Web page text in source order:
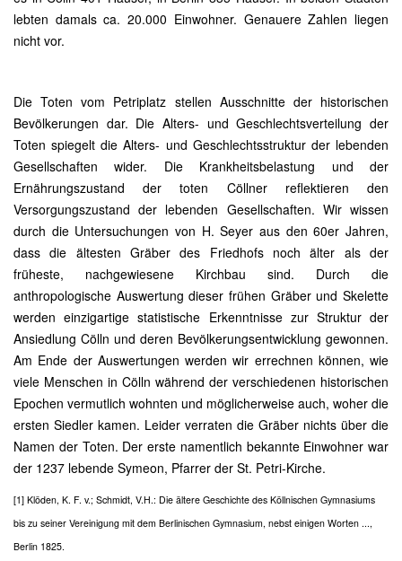
lebten damals ca. 20.000 Einwohner. Genauere Zahlen liegen
nicht vor.
Die Toten vom Petriplatz stellen Ausschnitte der historischen
Bevölkerungen dar. Die Alters- und Geschlechtsverteilung der
Toten spiegelt die Alters- und Geschlechtsstruktur der lebenden
Gesellschaften wider. Die Krankheitsbelastung und der
Ernährungszustand der toten Cöllner reflektieren den
Versorgungszustand der lebenden Gesellschaften. Wir wissen
durch die Untersuchungen von H. Seyer aus den 60er Jahren,
dass die ältesten Gräber des Friedhofs noch älter als der
früheste, nachgewiesene Kirchbau sind. Durch die
anthropologische Auswertung dieser frühen Gräber und Skelette
werden einzigartige statistische Erkenntnisse zur Struktur der
Ansiedlung Cölln und deren Bevölkerungsentwicklung gewonnen.
Am Ende der Auswertungen werden wir errechnen können, wie
viele Menschen in Cölln während der verschiedenen historischen
Epochen vermutlich wohnten und möglicherweise auch, woher die
ersten Siedler kamen. Leider verraten die Gräber nichts über die
Namen der Toten. Der erste namentlich bekannte Einwohner war
der 1237 lebende Symeon, Pfarrer der St. Petri-Kirche.
[1] Klöden, K. F. v.; Schmidt, V.H.: Die ältere Geschichte des Köllnischen Gymnasiums
bis zu seiner Vereinigung mit dem Berlinischen Gymnasium, nebst einigen Worten ...,
Berlin 1825.